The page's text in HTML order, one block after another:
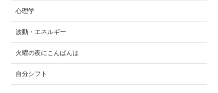
心理学
波動・エネルギー
火曜の夜にこんばんは
自分シフト